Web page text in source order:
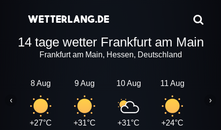
14 tage wetter Frankfurt am Main
Frankfurt am Main, Hessen, Deutschland
8 Aug
+27°C
9 Aug
+31°C
10 Aug
+31°C
11 Aug
+24°C
‹ ›